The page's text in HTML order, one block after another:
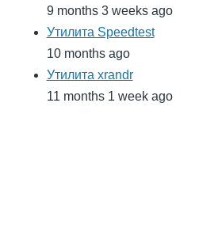
9 months 3 weeks ago
Утилита Speedtest
10 months ago
Утилита xrandr
11 months 1 week ago